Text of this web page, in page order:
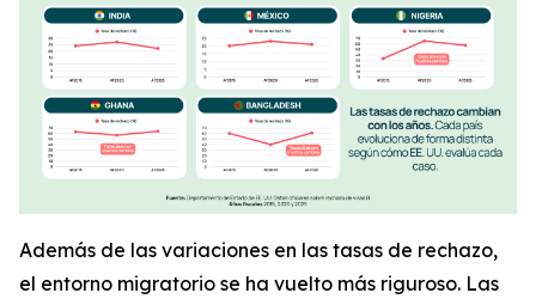
Además de las variaciones en las tasas de rechazo,
el entorno migratorio se ha vuelto más riguroso. Las